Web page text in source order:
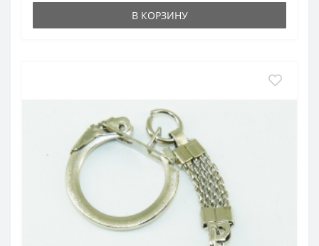
В КОРЗИНУ